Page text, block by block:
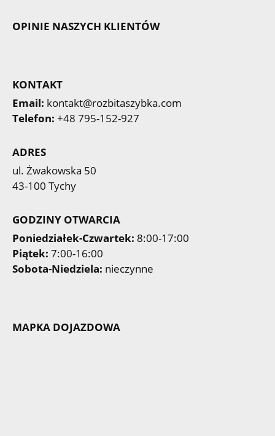
OPINIE NASZYCH KLIENTÓW
KONTAKT
Email: kontakt@rozbitaszybka.com
Telefon: +48 795-152-927
ADRES
ul. Żwakowska 50
43-100 Tychy
GODZINY OTWARCIA
Poniedziałek-Czwartek: 8:00-17:00
Piątek: 7:00-16:00
Sobota-Niedziela: nieczynne
MAPKA DOJAZDOWA